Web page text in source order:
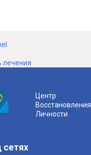
лечения
Центр
Восстановления
Личности